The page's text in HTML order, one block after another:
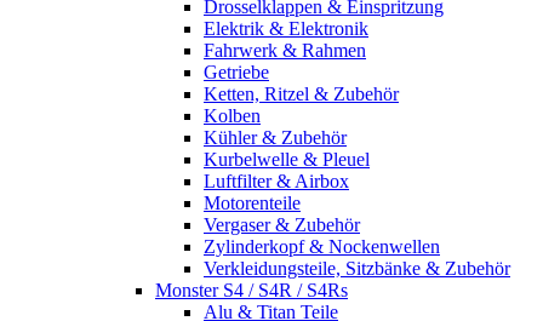
Drosselklappen & Einspritzung
Elektrik & Elektronik
Fahrwerk & Rahmen
Getriebe
Ketten, Ritzel & Zubehör
Kolben
Kühler & Zubehör
Kurbelwelle & Pleuel
Luftfilter & Airbox
Motorenteile
Vergaser & Zubehör
Zylinderkopf & Nockenwellen
Verkleidungsteile, Sitzbänke & Zubehör
Monster S4 / S4R / S4Rs
Alu & Titan Teile